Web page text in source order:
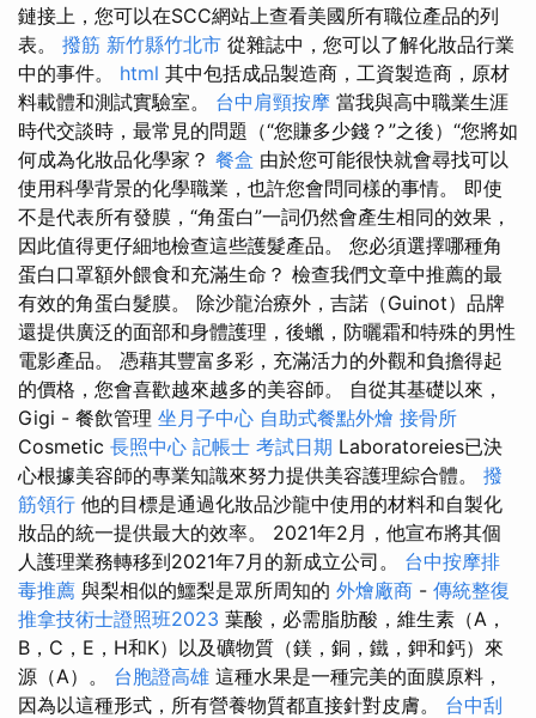
鏈接上，您可以在SCC網站上查看美國所有職位產品的列
表。 撥筋 新竹縣竹北市 從雜誌中，您可以了解化妝品行業
中的事件。 html 其中包括成品製造商，工資製造商，原材
料載體和測試實驗室。 台中肩頸按摩 當我與高中職業生涯
時代交談時，最常見的問題（“您賺多少錢？”之後）“您將如
何成為化妝品化學家？ 餐盒 由於您可能很快就會尋找可以
使用科學背景的化學職業，也許您會問同樣的事情。 即使
不是代表所有發膜，“角蛋白”一詞仍然會產生相同的效果，
因此值得更仔細地檢查這些護髮產品。 您必須選擇哪種角
蛋白口罩額外餵食和充滿生命？ 檢查我們文章中推薦的最
有效的角蛋白髮膜。 除沙龍治療外，吉諾（Guinot）品牌
還提供廣泛的面部和身體護理，後蠟，防曬霜和特殊的男性
電影產品。 憑藉其豐富多彩，充滿活力的外觀和負擔得起
的價格，您會喜歡越來越多的美容師。 自從其基礎以來，
Gigi - 餐飲管理 坐月子中心 自助式餐點外燴 接骨所
Cosmetic 長照中心 記帳士 考試日期 Laboratoreies已決
心根據美容師的專業知識來努力提供美容護理綜合體。 撥
筋領行 他的目標是通過化妝品沙龍中使用的材料和自製化
妝品的統一提供最大的效率。 2021年2月，他宣布將其個
人護理業務轉移到2021年7月的新成立公司。 台中按摩排
毒推薦 與梨相似的鱷梨是眾所周知的 外燴廠商 - 傳統整復
推拿技術士證照班2023 葉酸，必需脂肪酸，維生素（A，
B，C，E，H和K）以及礦物質（鎂，銅，鐵，鉀和鈣）來
源（A）。 台胞證高雄 這種水果是一種完美的面膜原料，
因為以這種形式，所有營養物質都直接針對皮膚。 台中刮